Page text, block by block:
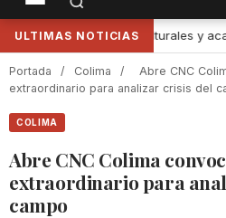
ULTIMAS NOTICIAS
dio el banderazo para la
Portada / Colima /
Abre CNC
extraordinario para analizar crisis del
COLIMA
Abre CNC Colima
extraordinario para
campo